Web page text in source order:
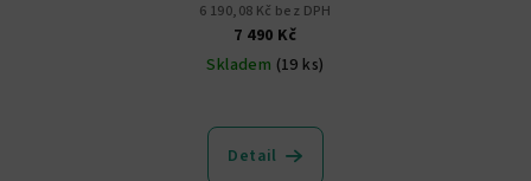
6 190,08 Kč bez DPH
7 490 Kč
Skladem (19 ks)
Detail